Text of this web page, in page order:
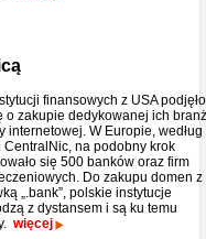
finansowych z USA podjęło
o zakupie dedykowanej ich
internetowej. W Europie, według
CentralNic, na podobny krok
się 500 banków oraz firm
Do zakupu domen z
„.bank”, polskie instytucje
z dystansem i są ku temu
więcej